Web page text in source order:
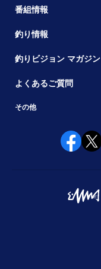
番組情報
釣り情報
釣りビジョン マガジン
よくあるご質問
その他